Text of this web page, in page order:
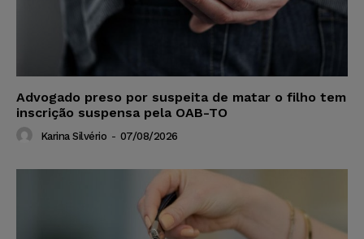
Advogado preso por suspeita de matar o filho tem
inscrição suspensa pela OAB-TO
Karina Silvério - 07/08/2026